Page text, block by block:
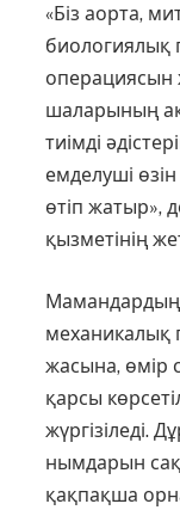
«Біз аорта,
биологиялық
операция­сын
шаларының
тиімді
емделуші
өтіп жатыр»,
қызметінің
механикалық
жасы­на, өмір
қарсы
жүргізіледі.
нымдарын
қақпақша